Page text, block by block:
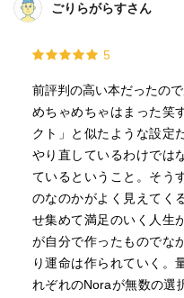
ごりらがらすさん
5
前評判の高い本だったので
めちゃめちゃはまった笑
クト」と似たような設定
やり直しているわけでは
ているということ。そう
のなのかがよく見えてく
せ集めて満足のいく人生
が自分で作ったものでな
り運命は作られていく。
れぞれのNoraが無数の選